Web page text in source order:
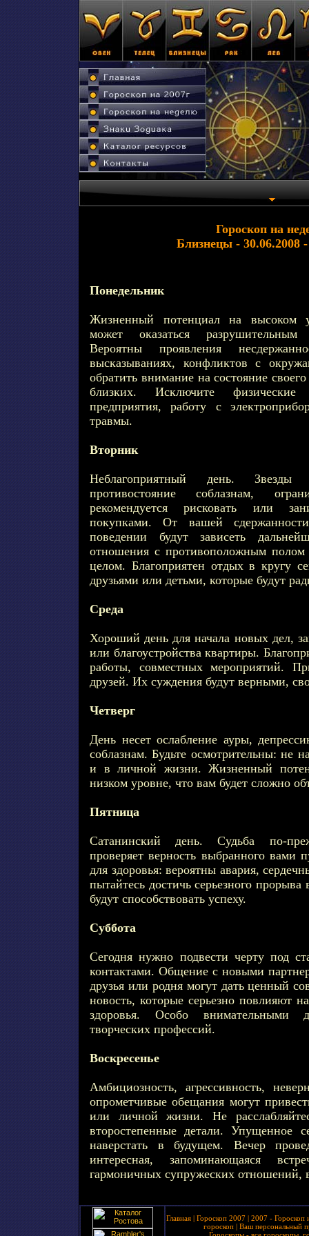
Гороскоп на
Близнецы - 30.06.2008 -
Понедельник
Жизненный потенциал на высоком
может оказаться
Вероятны проявления
высказываниях, конфликтов с
обратить внимание на состояние
близких. Исключите физические
предприятия, работу с
травмы.
Вторник
Неблагоприятный день. Звезды
противостояние соблазнам,
рекомендуется рисковать или
покупками. От вашей
поведении будут зависеть
отношения с противоположным
целом. Благоприятен отдых в кругу
друзьями или детьми, которые будут
Среда
Хороший день для начала новых дел,
или благоустройства квартиры.
работы, совместных мероприятий.
друзей. Их суждения будут верными,
Четверг
День несет ослабление ауры,
соблазнам. Будьте осмотрительны: не
и в личной жизни. Жизненный
низком уровне, что вам будет сложно
Пятница
Сатанинский день. Судьба по-
проверяет верность выбранного вами
для здоровья: вероятны авария,
пытайтесь достичь серьезного прорыва
будут способствовать успеху.
Суббота
Сегодня нужно подвести черту под
контактами. Общение с новыми
друзья или родня могут дать ценный
новость, которые серьезно повлияют
здоровья. Особо внимательными
творческих профессий.
Воскресенье
Амбициозность, агрессивность,
опрометчивые обещания могут
или личной жизни. Не
второстепенные детали. Упущенное
наверстать в будущем. Вечер
интересная, запоминающаяся
гармоничных супружеских отношений,
Главная | Гороскоп 2007 | 2007 - Гороскоп
гороскоп| Ваш персональный